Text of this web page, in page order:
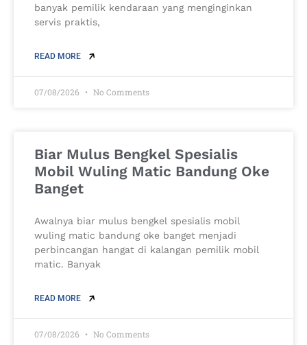
banyak pemilik kendaraan yang menginginkan
servis praktis,
READ MORE
07/08/2026 No Comments
Biar Mulus Bengkel Spesialis
Mobil Wuling Matic Bandung Oke
Banget
Awalnya biar mulus bengkel spesialis mobil
wuling matic bandung oke banget menjadi
perbincangan hangat di kalangan pemilik mobil
matic. Banyak
READ MORE
07/08/2026 No Comments